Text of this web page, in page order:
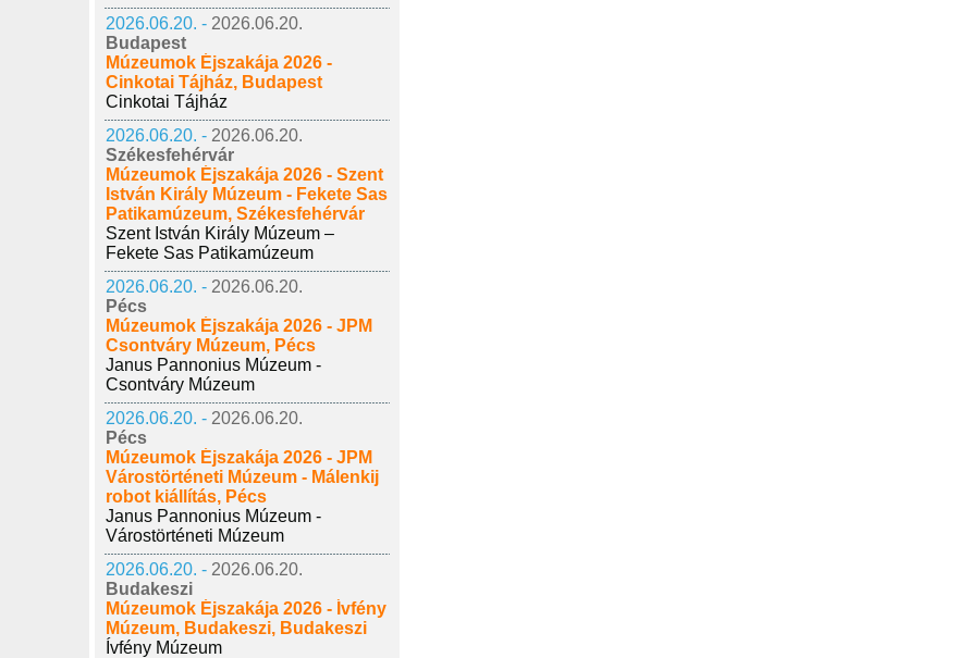
2026.06.20. - 2026.06.20.
Budapest
Múzeumok Éjszakája 2026 -
Cinkotai Tájház, Budapest
Cinkotai Tájház
2026.06.20. - 2026.06.20.
Székesfehérvár
Múzeumok Éjszakája 2026 - Szent
István Király Múzeum - Fekete Sas
Patikamúzeum, Székesfehérvár
Szent István Király Múzeum –
Fekete Sas Patikamúzeum
2026.06.20. - 2026.06.20.
Pécs
Múzeumok Éjszakája 2026 - JPM
Csontváry Múzeum, Pécs
Janus Pannonius Múzeum -
Csontváry Múzeum
2026.06.20. - 2026.06.20.
Pécs
Múzeumok Éjszakája 2026 - JPM
Várostörténeti Múzeum - Málenkij
robot kiállítás, Pécs
Janus Pannonius Múzeum -
Várostörténeti Múzeum
2026.06.20. - 2026.06.20.
Budakeszi
Múzeumok Éjszakája 2026 - Ívfény
Múzeum, Budakeszi, Budakeszi
Ívfény Múzeum